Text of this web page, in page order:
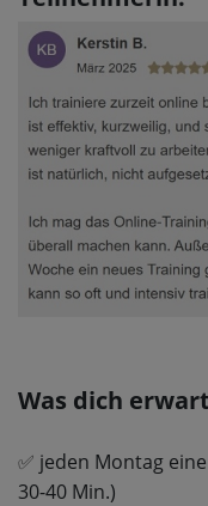
Was dich
✅ jeden Montag
30-40 Min.)